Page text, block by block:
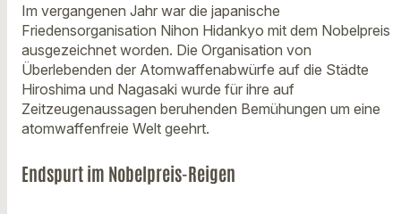
Im vergangenen Jahr war die japanische
Friedensorganisation Nihon Hidankyo mit dem Nobelpreis
ausgezeichnet worden. Die Organisation von
Überlebenden der Atomwaffenabwürfe auf die Städte
Hiroshima und Nagasaki wurde für ihre auf
Zeitzeugenaussagen beruhenden Bemühungen um eine
atomwaffenfreie Welt geehrt.
Endspurt im Nobelpreis-Reigen